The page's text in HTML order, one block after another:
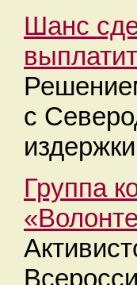
Шанс
с
Группа